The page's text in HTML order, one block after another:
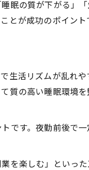
眠の質が下がる」
が成功のポイント
生活リズムが乱れ
質の高い睡眠環境
です。夜勤前後で
を楽しむ」といっ